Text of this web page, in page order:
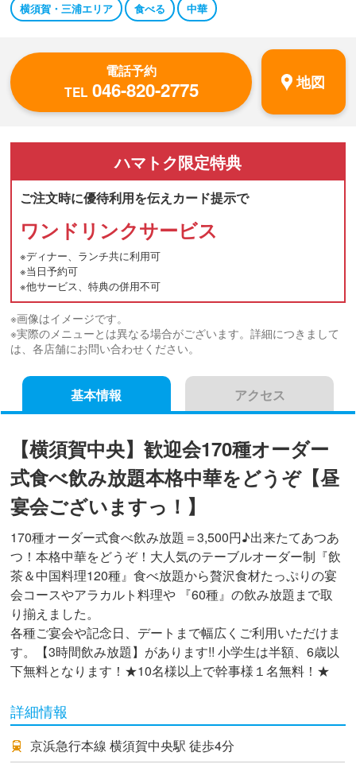
横須賀・三浦エリア 食べる 中華
電話予約
TEL 046-820-2775 地図
ハマトク限定特典
ご注文時に優待利用を伝えカード提示で
ワンドリンクサービス
※ディナー、ランチ共に利用可
※当日予約可
※他サービス、特典の併用不可
※画像はイメージです。
※実際のメニューとは異なる場合がございます。詳細につきまして
は、各店舗にお問い合わせください。
基本情報 アクセス
【横須賀中央】歓迎会170種オーダー
式食べ飲み放題本格中華をどうぞ【昼
宴会ございますっ！】
170種オーダー式食べ飲み放題＝3,500円♪出来たてあつあ
つ！本格中華をどうぞ！大人気のテーブルオーダー制『飲
茶＆中国料理120種』食べ放題から贅沢食材たっぷりの宴
会コースやアラカルト料理や 『60種』の飲み放題まで取
り揃えました。
各種ご宴会や記念日、デートまで幅広くご利用いただけま
す。【3時間飲み放題】があります!! 小学生は半額、6歳以
下無料となります！★10名様以上で幹事様１名無料！★
詳細情報
京浜急行本線 横須賀中央駅 徒歩4分